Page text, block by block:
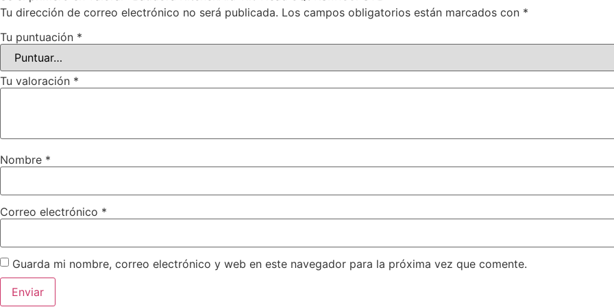
Tu dirección de correo electrónico no será publicada. Los campos obligatorios están marcados con *
Tu puntuación *
Tu valoración *
Nombre *
Correo electrónico *
Guarda mi nombre, correo electrónico y web en este navegador para la próxima vez que comente.